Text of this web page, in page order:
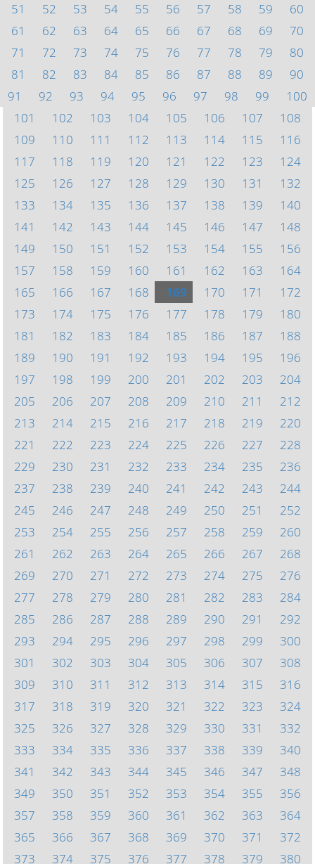
51
52 53 54 55 56 57 58 59
60
61
62 63 64 65 66 67 68 69
70
71
72 73 74 75 76 77 78 79
80
81
82 83 84 85 86 87 88 89
90
91
92 93 94 95 96 97 98 99
100
101
102 103 104 105 106 107
108
109
110 111 112 113 114 115
116
117
118 119 120 121 122 123
124
125
126 127 128 129 130 131
132
133
134 135 136 137 138 139
140
141
142 143 144 145 146 147
148
149
150 151 152 153 154 155
156
157
158 159 160 161 162 163
164
165
166 167 168 169 170 171
172
173
174 175 176 177 178 179
180
181
182 183 184 185 186 187
188
189
190 191 192 193 194 195
196
197
198 199 200 201 202 203
204
205
206 207 208 209 210 211
212
213
214 215 216 217 218 219
220
221
222 223 224 225 226 227
228
229
230 231 232 233 234 235
236
237
238 239 240 241 242 243
244
245
246 247 248 249 250 251
252
253
254 255 256 257 258 259
260
261
262 263 264 265 266 267
268
269
270 271 272 273 274 275
276
277
278 279 280 281 282 283
284
285
286 287 288 289 290 291
292
293
294 295 296 297 298 299
300
301
302 303 304 305 306 307
308
309
310 311 312 313 314 315
316
317
318 319 320 321 322 323
324
325
326 327 328 329 330 331
332
333
334 335 336 337 338 339
340
341
342 343 344 345 346 347
348
349
350 351 352 353 354 355
356
357
358 359 360 361 362 363
364
365
366 367 368 369 370 371
372
373
374 375 376 377 378 379 380